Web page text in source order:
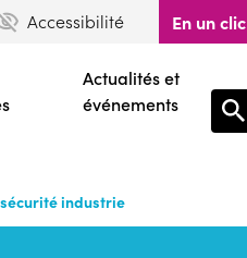
Accessibilité En un clic
Actualités et
événements
industrie